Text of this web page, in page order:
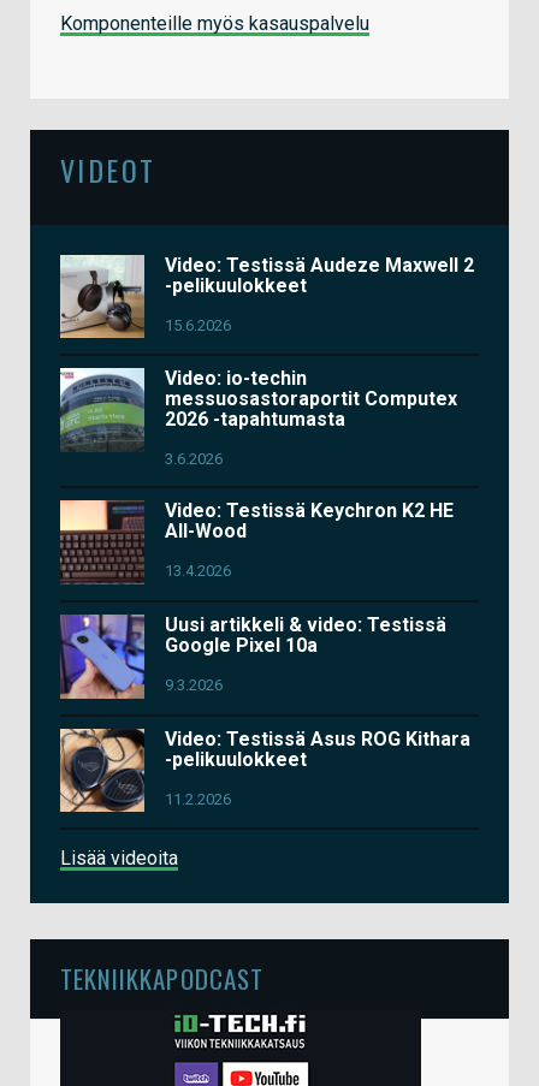
Komponenteille myös kasauspalvelu
VIDEOT
Video: Testissä Audeze Maxwell 2
-pelikuulokkeet
15.6.2026
Video: io-techin
messuosastoraportit Computex
2026 -tapahtumasta
3.6.2026
Video: Testissä Keychron K2 HE
All-Wood
13.4.2026
Uusi artikkeli & video: Testissä
Google Pixel 10a
9.3.2026
Video: Testissä Asus ROG Kithara
-pelikuulokkeet
11.2.2026
Lisää videoita
TEKNIIKKAPODCAST